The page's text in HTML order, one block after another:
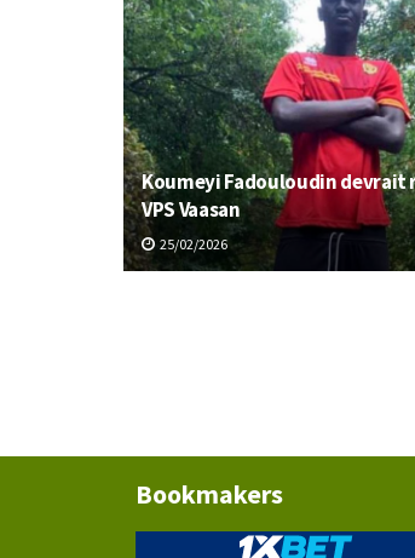
Koumeyi Fadouloudin devrait
VPS Vaasan
25/02/2026
Bookmakers